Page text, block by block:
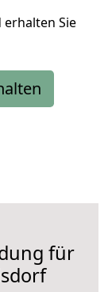
erhalten Sie
für